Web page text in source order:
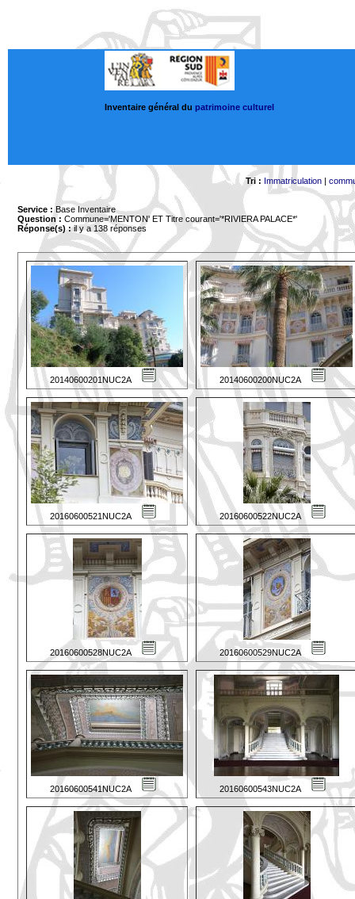
Inventaire général du patrimoine culturel
Tri : Immatriculation|
Service : Base Inventaire
Question : Commune='MENTON' ET Titre courant='*RIVIERA PALACE*'
Réponse(s) :il y a 138 réponses
20140600201NUC2A 20140600200NUC2A
20160600521NUC2A 20160600522NUC2A
20160600528NUC2A 20160600529NUC2A
20160600541NUC2A 20160600543NUC2A